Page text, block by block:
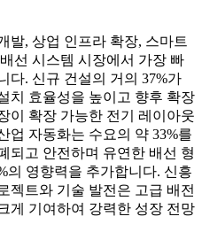
발, 상업 인프라 확장, 스마트
선 시스템 시장에서 가장 빠
다. 신규 건설의 거의 37%가
치 효율성을 높이고 향후 확장
이 확장 가능한 전기 레이아웃
업 자동화는 수요의 약 33%를
되고 안전하며 유연한 배선 형
의 영향력을 추가합니다. 신흥
젝트와 기술 발전은 고급 배전
게 기여하여 강력한 성장 전망